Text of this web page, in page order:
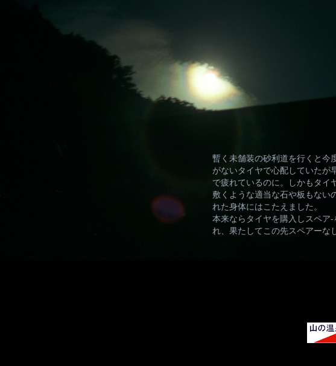
暫く未舗装の砂利道を行くと今
がないタイヤで心配していたが
で疲れているのに。しかもタイ
敷くような適当な石や板もない
れた身体にはこたえました。
本来ならタイヤを購入しスペア
れ、果たしてこの先スペアーな